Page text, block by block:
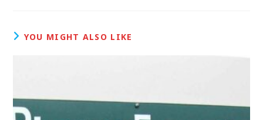
YOU MIGHT ALSO LIKE